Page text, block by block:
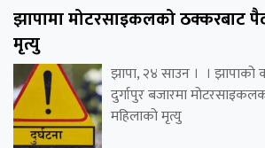
झापामा मोटरसाइकलको ठक्करबाट
मृत्यु
झापा, २४ साउन । ।
दुर्गापुर बजारमा
महिलाको मृत्यु